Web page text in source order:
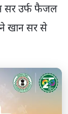
सर उर्फ फैजल
खान सर से